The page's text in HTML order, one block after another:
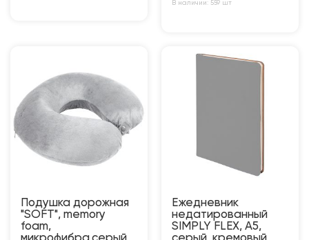
В наличии: 559 шт
Подушка дорожная
"SOFT", memory
foam,
Ежедневник
недатированный
SIMPLY FLEX, А5,